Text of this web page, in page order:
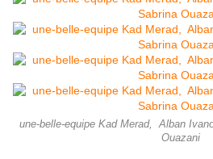
une-belle-equipe Kad Merad, Alban
Ouazani